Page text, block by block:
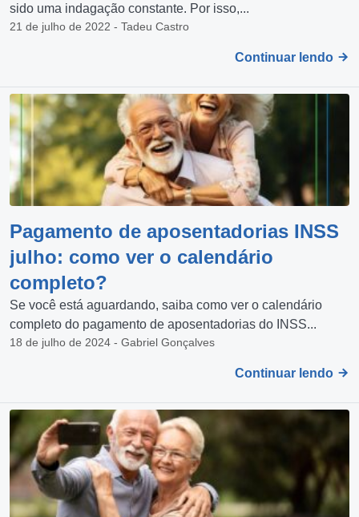
sido uma indagação constante. Por isso,...
21 de julho de 2022 - Tadeu Castro
Continuar lendo
Pagamento de aposentadorias INSS
julho: como ver o calendário
completo?
Se você está aguardando, saiba como ver o calendário
completo do pagamento de aposentadorias do INSS...
18 de julho de 2024 - Gabriel Gonçalves
Continuar lendo